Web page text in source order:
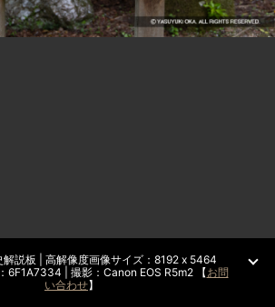
解説板 | 高解像度画像サイズ：8192 x 5464
6F1A7334 | 撮影：Canon EOS R5m2 【お問
い合わせ】